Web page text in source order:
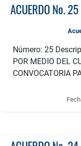
Número: 25
POR MEDIO DEL
CONVOCATORIA